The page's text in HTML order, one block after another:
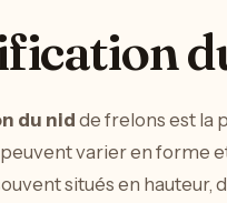
du nid de frelons est la
peuvent varier en
situés en hauteur,